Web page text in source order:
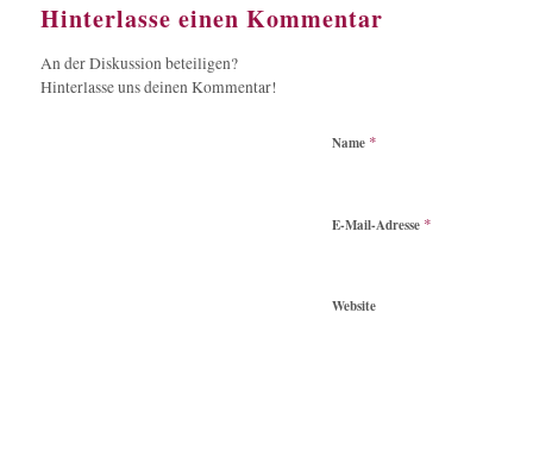
Hinterlasse einen Kommentar
An der Diskussion beteiligen?
Hinterlasse uns deinen Kommentar!
Name *
E-Mail-Adresse *
Website